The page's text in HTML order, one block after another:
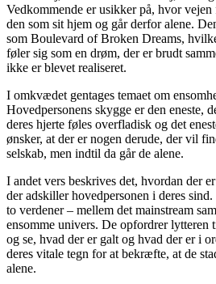
Vedkommende er usikker på, hvor vejen
den som sit hjem og går derfor alene.
som Boulevard of Broken Dreams,
føler sig som en drøm, der er brudt
ikke er blevet realiseret.
I omkvædet gentages temaet om
Hovedpersonens skygge er den eneste,
deres hjerte føles overfladisk og det
ønsker, at der er nogen derude, der vil
selskab, men indtil da går de alene.
I andet vers beskrives det, hvordan der
der adskiller hovedpersonen i deres
to verdener – mellem det mainstream
ensomme univers. De opfordrer lytteren
og se, hvad der er galt og hvad der er i
deres vitale tegn for at bekræfte, at de
alene.